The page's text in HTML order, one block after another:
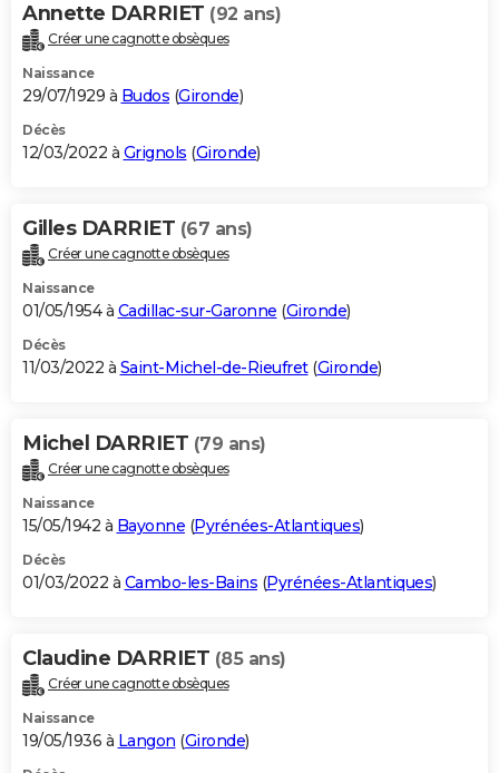
Annette DARRIET (92 ans)
Créer une cagnotte obsèques
Naissance
29/07/1929 à Budos (Gironde)
Décès
12/03/2022 à Grignols (Gironde)
Gilles DARRIET (67 ans)
Créer une cagnotte obsèques
Naissance
01/05/1954 à Cadillac-sur-Garonne (Gironde)
Décès
11/03/2022 à Saint-Michel-de-Rieufret(Gironde)
Michel DARRIET (79 ans)
Créer une cagnotte obsèques
Naissance
15/05/1942 à Bayonne (Pyrénées-Atlantiques)
Décès
01/03/2022 à Cambo-les-Bains (Pyrénées-Atlantiques)
Claudine DARRIET (85 ans)
Créer une cagnotte obsèques
Naissance
19/05/1936 à Langon (Gironde)